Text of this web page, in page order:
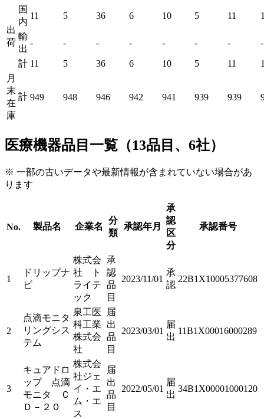
出
荷
国
内
11 5 36 6 10 5 11
輸
出
- - - - - - - -
計 11 5 36 6 10 5 11
月
末
在
庫
計 949 948 946 942 941 939 939
医療機器品目一覧（13品目、6社）
※ 一部の古いデータや最新情報が含まれていない場合があ
ります
No. 製品名 企業名
分
類
承認年月
承
認
区
分
承認番号
1
ドリップナ
ビ
株式会
社 ト
ライテ
ック
承
認
品
目
2023/11/01
承
認
22B1X10005377608
2
点滴モニタ
リングシス
テム
泉工医
科工業
株式会
社
届
出
品
目
2023/03/01
届
出
11B1X00016000289
3
キュアドロ
ップ 点滴
モニタ Ｃ
Ｄ－２０
株式会
社ジェ
イ・エ
ム・エ
ス
届
出
品
目
2022/05/01
届
出
34B1X00001000120